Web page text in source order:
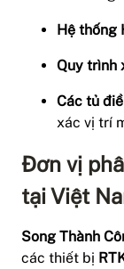
Hệ thống
Quy trình
Các tủ
xác vị trí
Đơn vị
tại Việt
Song Thành
các thiết bị